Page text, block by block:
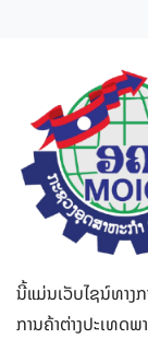
ຄວາມລະອຽ
ທຸລະກິດ.
ນີ້ແມ່ນເວັບໄຊນ໌ທາງ
ການຄ້າຕ່າງປະເທດພ